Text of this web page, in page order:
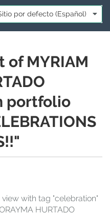
MYRIAM
portfolio
with tag "celebration"
HURTADO